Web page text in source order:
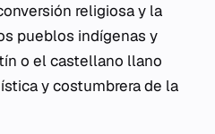
religiosa y la
pueblos indígenas y
o el castellano llano
y costumbrera de la